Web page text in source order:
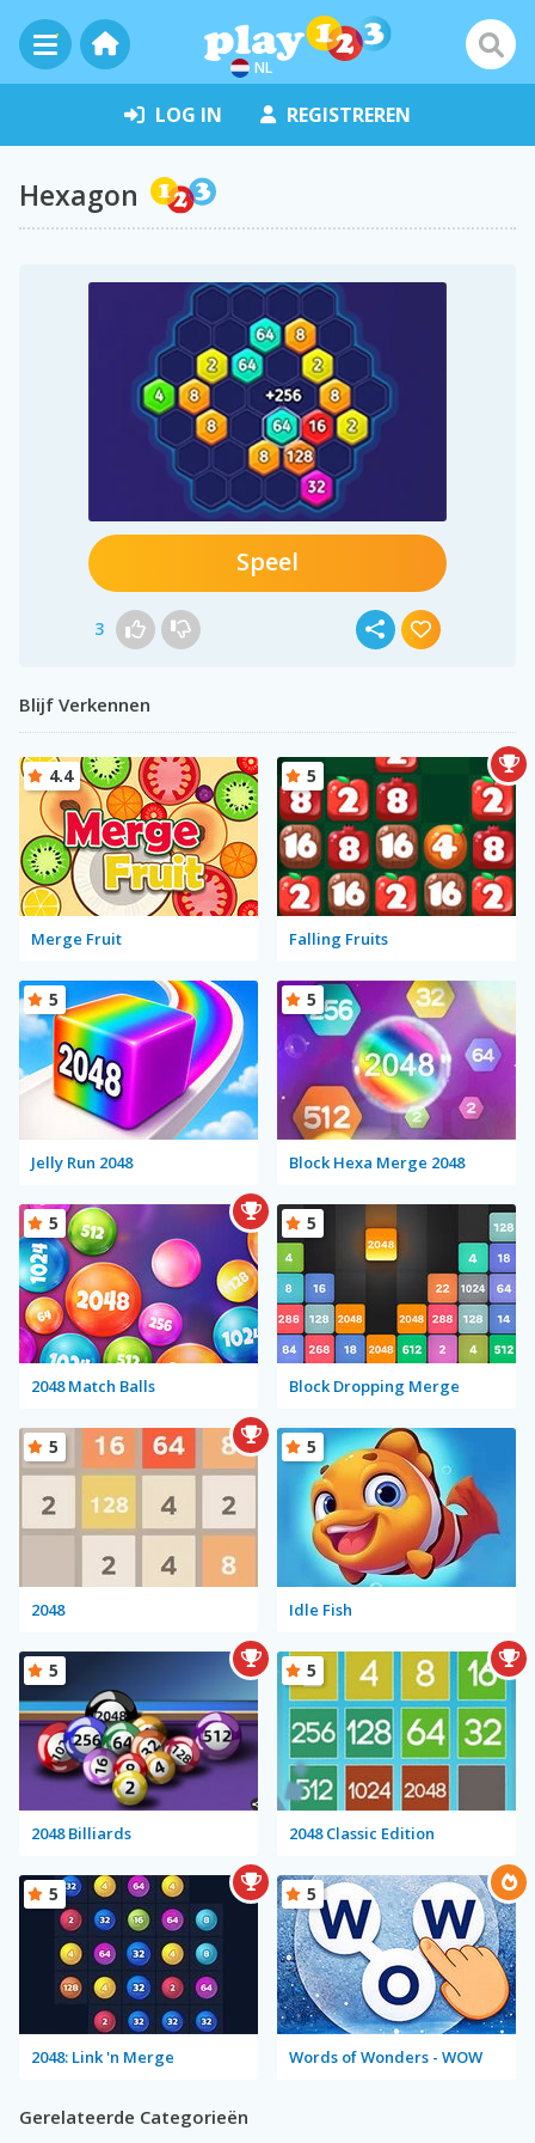
NL
LOG IN REGISTREREN
Hexagon
Speel
3
Blijf Verkennen
Merge Fruit
4.4
Falling Fruits
5
Jelly Run 2048
5
Block Hexa Merge 2048
5
2048 Match Balls
5
Block Dropping Merge
5
2048
5
Idle Fish
5
2048 Billiards
5
2048 Classic Edition
5
2048: Link 'n Merge
5
Words of Wonders - WOW
5
Gerelateerde Categorieën